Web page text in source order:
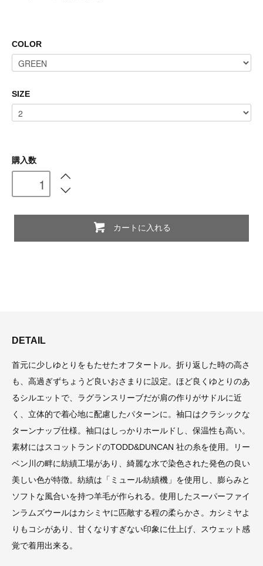
COLOR
SIZE
購入数
カートに入れる
DETAIL
首元に少しゆとりをもたせたオフタートル。折り返した時の高さ
も、高過ぎずちょうど良いおさまりに設定。ほど良くゆとりのあ
るシルエットで、ラグランスリーブだが肩の作りがサドルに近
く、立体的で着心地に配慮したパターンに。袖口はクラシックな
ターンナップ仕様。袖口はしっかりホールドし、保温性も高い。
素材にはスコットランドのTODD&DUNCAN 社の糸を使用。リー
ベン川の畔に紡績工場があり、綺麗な水で染色された発色の良い
美しい色が特徴。紡績は「ミュール紡績機」を使用し、膨らみと
ソフトな風合いを持つ羊毛が作られる。使用したスーパーファイ
ンラムズウールはカシミヤに匹敵する程の柔らかさ。カシミヤよ
りもコシがあり、甘くなりすぎない印象に仕上げ、スウェット感
覚で着用出来る。